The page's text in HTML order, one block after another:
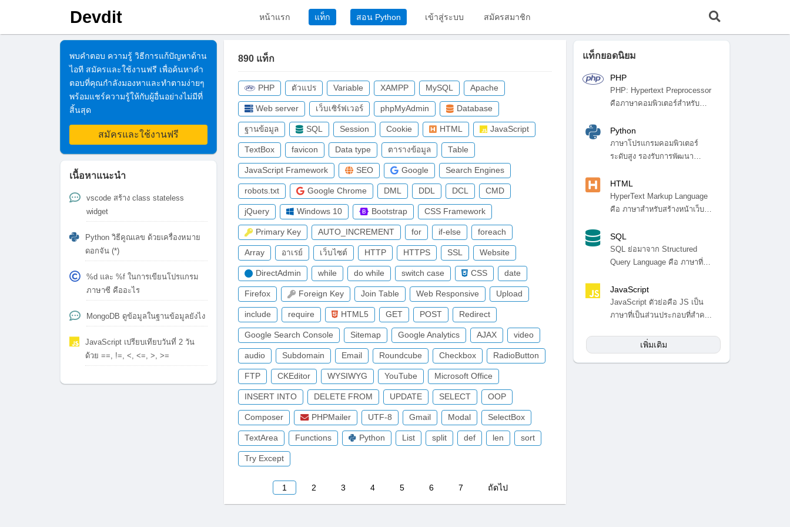
Devdit หน้าแรก แท็ก สอน Python เข้าสู่ระบบ สมัครสมาชิก
พบคำตอบ ความรู้ วิธีการแก้ปัญหาด้าน
ไอที สมัครและใช้งานฟรี เพื่อค้นหาคำ
ตอบที่คุณกำลังมองหาและทำตามง่ายๆ
พร้อมแชร์ความรู้ให้กับผู้อื่นอย่างไม่มีที่
สิ้นสุด
สมัครและใช้งานฟรี
เนื้อหาแนะนำ
vscode สร้าง class stateless
widget
Python วิธีคูณเลข ด้วยเครื่องหมาย
ดอกจัน (*)
%d และ %f ในการเขียนโปรแกรม
ภาษาซี คืออะไร
MongoDB ดูข้อมูลในฐานข้อมูลยังไง
JavaScript เปรียบเทียบวันที่ 2 วัน
ด้วย ==, !=, <, <=, >, >=
890 แท็ก
PHP ตัวแปร Variable XAMPP MySQL Apache
Web server เว็บเซิร์ฟเวอร์ phpMyAdmin Database
ฐานข้อมูล SQL Session Cookie HTML JavaScript
TextBox favicon Data type ตารางข้อมูล Table
JavaScript Framework SEO Google Search Engines
robots.txt Google Chrome DML DDL DCL CMD
jQuery Windows 10 Bootstrap CSS Framework
Primary Key AUTO_INCREMENT for if-else foreach
Array อาเรย์ เว็บไซต์ HTTP HTTPS SSL Website
DirectAdmin while do while switch case CSS date
Firefox Foreign Key Join Table Web Responsive Upload
include require HTML5 GET POST Redirect
Google Search Console Sitemap Google Analytics AJAX video
audio Subdomain Email Roundcube Checkbox RadioButton
FTP CKEditor WYSIWYG YouTube Microsoft Office
INSERT INTO DELETE FROM UPDATE SELECT OOP
Composer PHPMailer UTF-8 Gmail Modal SelectBox
TextArea Functions Python List split def len sort
Try Except
1 2 3 4 5 6 7 ถัดไป
แท็กยอดนิยม
PHP
PHP: Hypertext Preprocessor
คือภาษาคอมพิวเตอร์สำหรับ
Python
ภาษาโปรแกรมคอมพิวเตอร์
ระดับสูง รองรับการพัฒนา
HTML
HyperText Markup Language
คือ ภาษาสำหรับสร้างหน้าเว็บ
SQL
SQL ย่อมาจาก Structured
Query Language คือ ภาษาที่ใช้
JavaScript
JavaScript ตัวย่อคือ JS เป็น
ภาษาที่เป็นส่วนประกอบที่สำค...
เพิ่มเติม